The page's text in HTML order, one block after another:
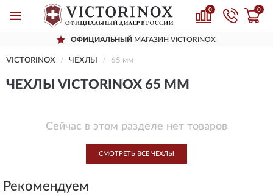
0 0
ОФИЦИАЛЬНЫЙ МАГАЗИН VICTORINOX
VICTORINOX ЧЕХЛЫ 65 мм
ЧЕХЛЫ VICTORINOX 65 ММ
Сейчас в этом разделе нет товаров
СМОТРЕТЬ ВСЕ ЧЕХЛЫ
Рекомендуем